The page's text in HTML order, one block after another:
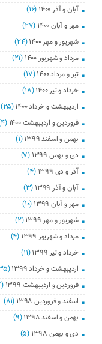
آبان و آذر ۱۴۰۰
(۱۶)
مهر و آبان ۱۴۰۰
(۲۷)
شهریور و مهر ۱۴۰۰
(۲۴)
مرداد و شهریور ۱۴۰۰
(۲۱)
تیر و مرداد ۱۴۰۰
(۱۷)
خرداد و تیر ۱۴۰۰
(۱۸)
اردیبهشت و خرداد ۱۴۰۰
(۲۵)
فروردین و اردیبهشت ۱۴۰۰
(۴)
بهمن و اسفند ۱۳۹۹
(۱)
دی و بهمن ۱۳۹۹
(۷)
آذر و دی ۱۳۹۹
(۴)
آبان و آذر ۱۳۹۹
(۳)
مهر و آبان ۱۳۹۹
(۱۰)
شهریور و مهر ۱۳۹۹
(۲)
مرداد و شهریور ۱۳۹۹
(۴)
خرداد و تیر ۱۳۹۹
(۱۱)
اردیبهشت و خرداد ۱۳۹۹
(۳۵)
فروردین و اردیبهشت ۱۳۹۹
(۷۷)
اسفند و فروردین ۱۳۹۸
(۸۱)
بهمن و اسفند ۱۳۹۸
(۹)
دی و بهمن ۱۳۹۸
(۵)